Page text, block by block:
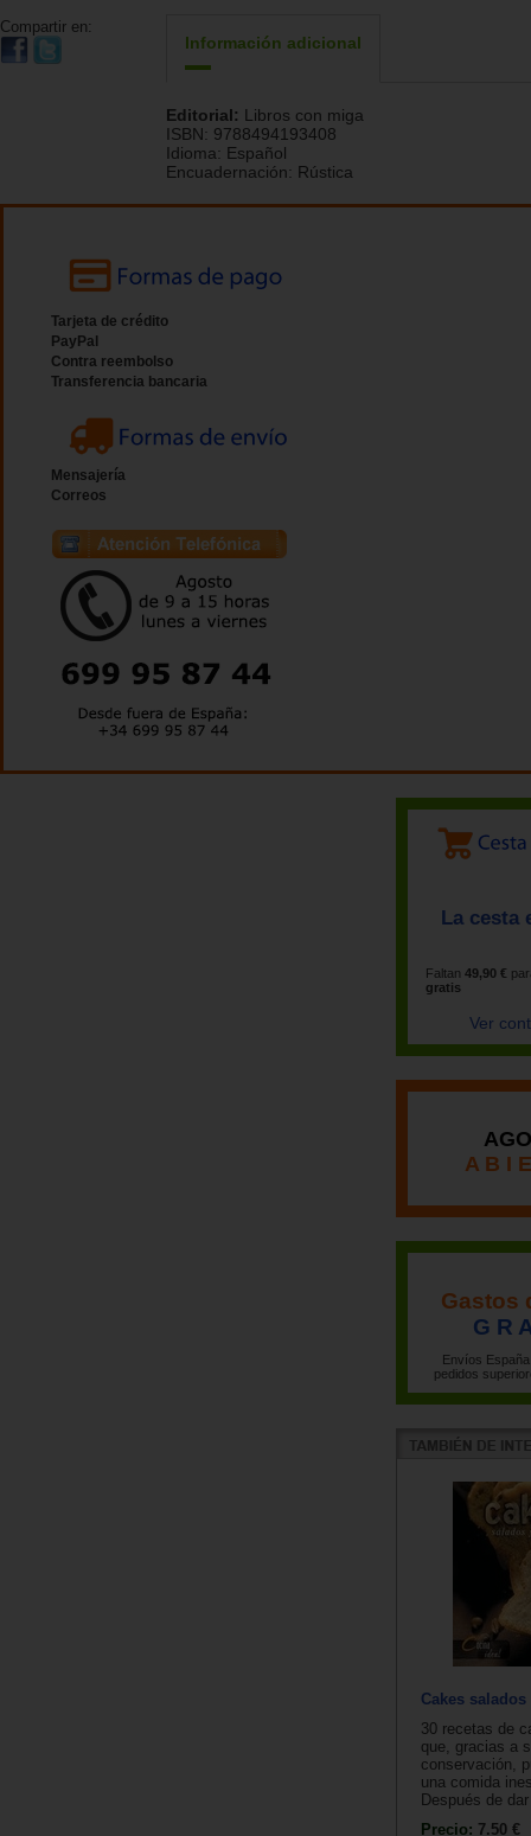
Compartir en:
Información adicional
Editorial: Libros con miga
ISBN: 9788494193408
Idioma: Español
Encuadernación: Rústica
Tarjeta de crédito
PayPal
Contra reembolso
Transferencia bancaria
Mensajería
Correos
La cesta
Faltan 49,90 €
gratis
Ver
A B I
Gastos
G R
Envíos
pedidos
Cakes
30 recetas de
que, gracias a
conservación,
una comida
Después de
Precio: 7.50 €